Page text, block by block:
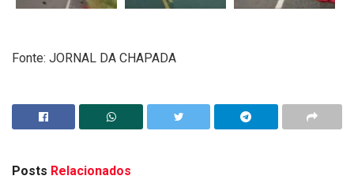
Fonte: JORNAL DA CHAPADA
Posts Relacionados